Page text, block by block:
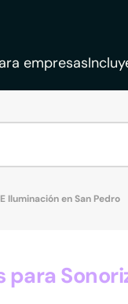
empresas
Iluminación en San Pedro